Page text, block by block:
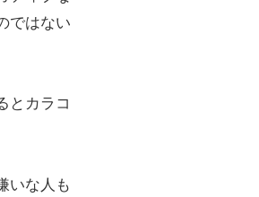
ではない
とカラコ
いな人も